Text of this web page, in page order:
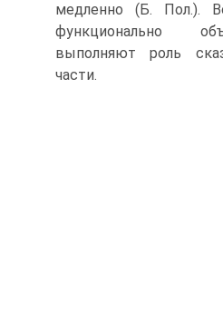
медленно (Б. Пол.).
функционально
выполняют роль
части.